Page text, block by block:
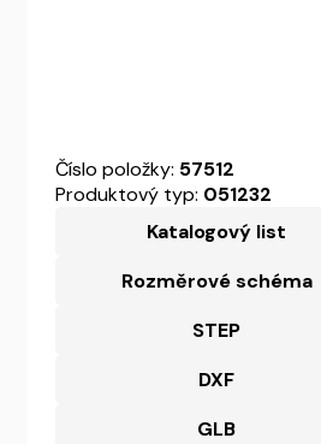
Číslo položky: 57512
Produktový typ: 051232
Katalogový list
Rozměrové schéma
STEP
DXF
GLB